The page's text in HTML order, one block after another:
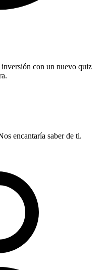
con un nuevo quiz
encantaría saber de ti.